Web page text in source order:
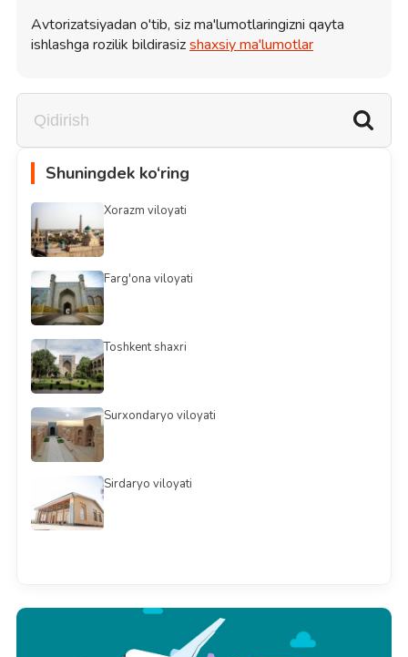
Avtorizatsiyadan o'tib, siz ma'lumotlaringizni qayta
ishlashga rozilik bildirasizshaxsiy ma'lumotlar
Shuningdek ko‘ring
Xorazm viloyati
Farg'ona viloyati
Toshkent shaxri
Surxondaryo viloyati
Sirdaryo viloyati